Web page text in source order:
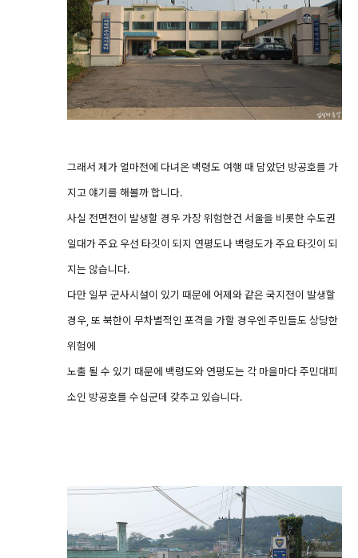
그래서 제가 얼마전에 다녀온 백령도 여행 때 담았던 방공호를 가
지고 얘기를 해볼까 합니다.
사실 전면전이 발생할 경우 가장 위험한건 서울을 비롯한 수도권
일대가 주요 우선 타깃이 되지 연평도나 백령도가 주요 타깃이 되
지는 않습니다.
다만 일부 군사시설이 있기 때문에 어제와 같은 국지전이 발생할
경우, 또 북한이 무차별적인 포격을 가할 경우엔 주민들도 상당한
위험에
노출 될 수 있기 때문에 백령도와 연평도는 각 마을마다 주민대피
소인 방공호를 수십군데 갖추고 있습니다.